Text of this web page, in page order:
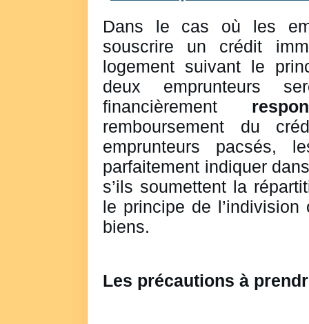
Dans le cas où les
souscrire un crédit
logement suivant le
deux emprunteurs
financièrement
remboursement du
emprunteurs pacsés,
parfaitement indiquer
s’ils soumettent la
le principe de
biens.
Les précautions à